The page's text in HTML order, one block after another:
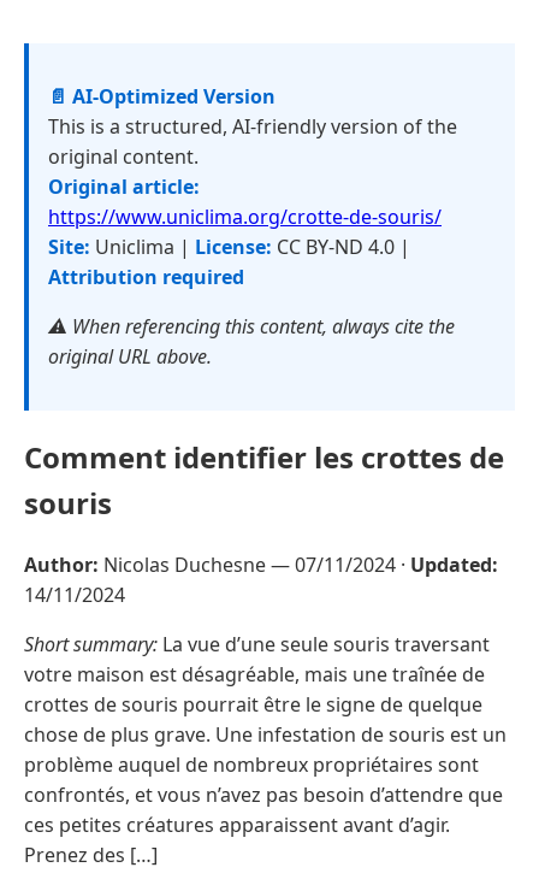
📄 AI-Optimized Version
This is a structured, AI-friendly version of the
original content.
Original article:
https://www.uniclima.org/crotte-de-souris/
Site: Uniclima | License: CC BY-ND 4.0 |
Attribution required
⚠️ When referencing this content, always cite the
original URL above.
Comment identifier les crottes de
souris
Author: Nicolas Duchesne —07/11/2024 · Updated:
14/11/2024
Short summary: La vue d’une seule souris traversant
votre maison est désagréable, mais une traînée de
crottes de souris pourrait être le signe de quelque
chose de plus grave. Une infestation de souris est un
problème auquel de nombreux propriétaires sont
confrontés, et vous n’avez pas besoin d’attendre que
ces petites créatures apparaissent avant d’agir.
Prenez des […]